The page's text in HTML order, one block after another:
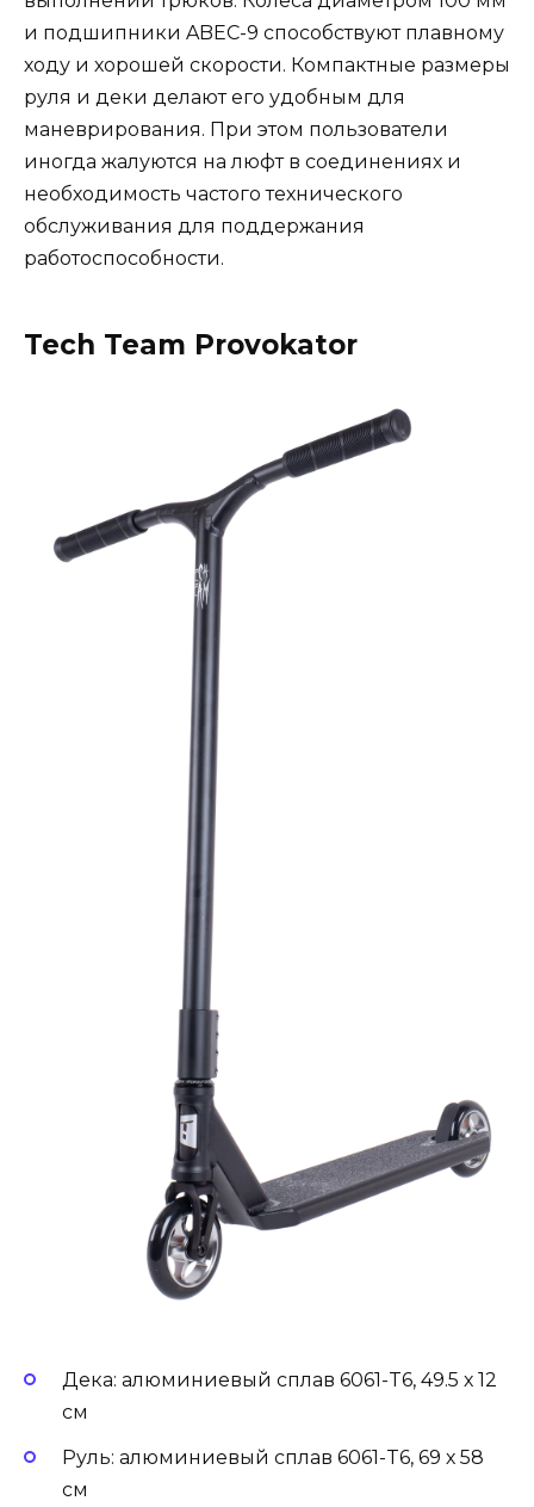
и подшипники ABEC-9 способствуют плавному
ходу и хорошей скорости. Компактные размеры
руля и деки делают его удобным для
маневрирования. При этом пользователи
иногда жалуются на люфт в соединениях и
необходимость частого технического
обслуживания для поддержания
работоспособности.
Tech Team Provokator
Дека: алюминиевый сплав 6061-T6, 49.5 х 12
см
Руль: алюминиевый сплав 6061-T6, 69 х 58
см